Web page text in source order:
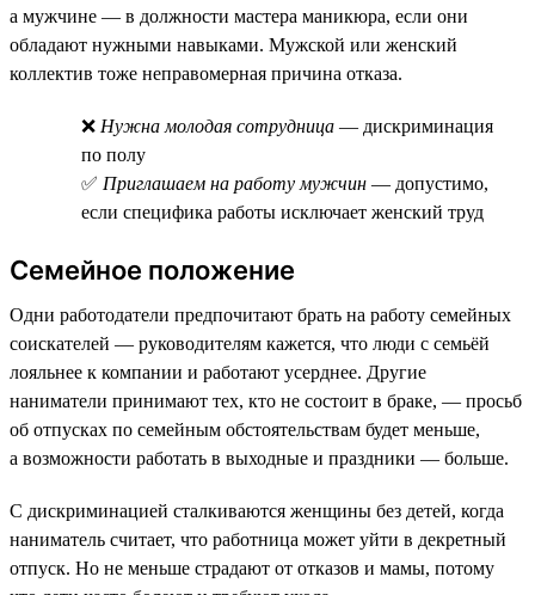
а мужчине — в должности мастера маникюра, если они
обладают нужными навыками. Мужской или женский
коллектив тоже неправомерная причина отказа.
❌ Нужна молодая сотрудница — дискриминация
по полу
✅ Приглашаем на работу мужчин — допустимо,
если специфика работы исключает женский труд
Семейное положение
Одни работодатели предпочитают брать на работу семейных
соискателей — руководителям кажется, что люди с семьёй
лояльнее к компании и работают усерднее. Другие
наниматели принимают тех, кто не состоит в браке, — просьб
об отпусках по семейным обстоятельствам будет меньше,
а возможности работать в выходные и праздники — больше.
С дискриминацией сталкиваются женщины без детей, когда
наниматель считает, что работница может уйти в декретный
отпуск. Но не меньше страдают от отказов и мамы, потому